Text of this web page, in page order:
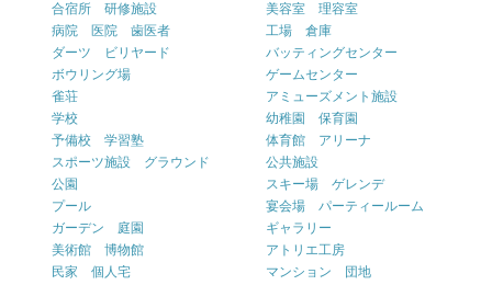
合宿所 研修施設
美容室 理容室
病院 医院 歯医者
工場 倉庫
ダーツ ビリヤード
バッティングセンター
ボウリング場
ゲームセンター
雀荘
アミューズメント施設
学校
幼稚園 保育園
予備校 学習塾
体育館 アリーナ
スポーツ施設 グラウンド
公共施設
公園
スキー場 ゲレンデ
プール
宴会場 パーティールーム
ガーデン 庭園
ギャラリー
美術館 博物館
アトリエ工房
民家 個人宅
マンション 団地